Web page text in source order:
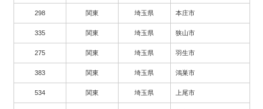
298 関東 埼玉県 本庄市
335 関東 埼玉県 狭山市
275 関東 埼玉県 羽生市
383 関東 埼玉県 鴻巣市
534 関東 埼玉県 上尾市